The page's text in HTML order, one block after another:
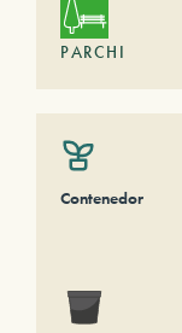
PARCHI
Contenedor